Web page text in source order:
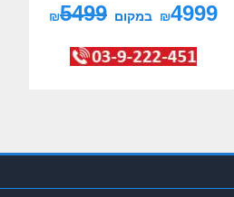
₪4999 במקום ₪5499